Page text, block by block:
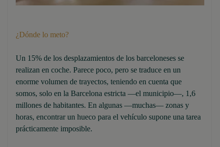
¿Dónde lo meto?
Un 15% de los desplazamientos de los barceloneses se
realizan en coche. Parece poco, pero se traduce en un
enorme volumen de trayectos, teniendo en cuenta que
somos, solo en la Barcelona estricta —el municipio—, 1,6
millones de habitantes. En algunas —muchas— zonas y
horas, encontrar un hueco para el vehículo supone una tarea
prácticamente imposible.